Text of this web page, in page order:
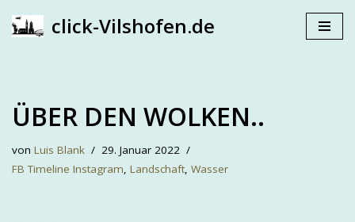
click-Vilshofen.de
ÜBER DEN WOLKEN..
von Luis Blank
29. Januar 2022
FB Timeline Instagram, Landschaft, Wasser